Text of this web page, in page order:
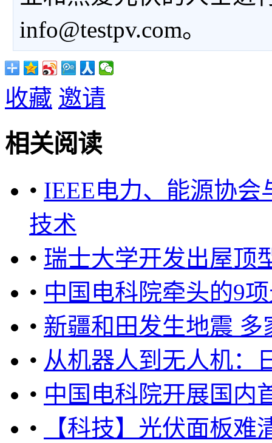
info@testpv.com。
收藏 邀请
相关阅读
• IEEE电力、能源协
技术
• 瑞士大学开发出屋顶
• 中国电科院牵头的9
• 新疆和田发生地震
• 从机器人到无人机：
• 中国电科院开展国内
•
【科技】光伏面板